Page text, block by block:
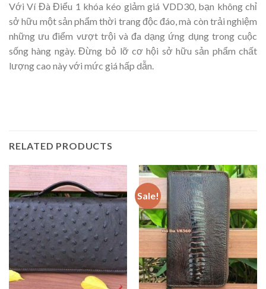
Với Ví Đà Điểu 1 khóa kéo giảm giá VDD30, bạn không chỉ
sở hữu một sản phẩm thời trang độc đáo, mà còn trải nghiệm
những ưu điểm vượt trội và đa dạng ứng dụng trong cuộc
sống hàng ngày. Đừng bỏ lỡ cơ hội sở hữu sản phẩm chất
lượng cao này với mức giá hấp dẫn.
RELATED PRODUCTS
Sale!